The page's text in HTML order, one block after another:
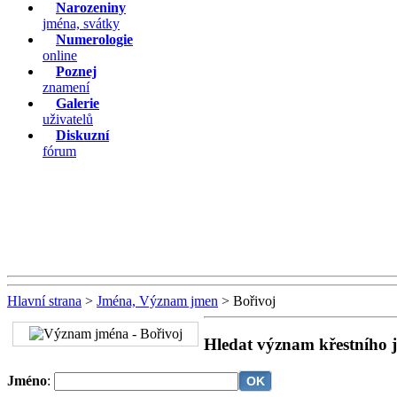
Narozeniny
jména, svátky
Numerologie
online
Poznej
znamení
Galerie
uživatelů
Diskuzní
fórum
Hlavní strana > Jména, Význam jmen > Bořivoj
Hledat význam křestního
Jméno: